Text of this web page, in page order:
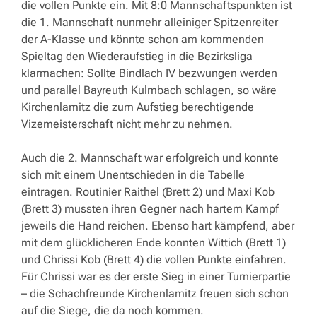
die vollen Punkte ein. Mit 8:0 Mannschaftspunkten ist
die 1. Mannschaft nunmehr alleiniger Spitzenreiter
der A-Klasse und könnte schon am kommenden
Spieltag den Wiederaufstieg in die Bezirksliga
klarmachen: Sollte Bindlach IV bezwungen werden
und parallel Bayreuth Kulmbach schlagen, so wäre
Kirchenlamitz die zum Aufstieg berechtigende
Vizemeisterschaft nicht mehr zu nehmen.
Auch die 2. Mannschaft war erfolgreich und konnte
sich mit einem Unentschieden in die Tabelle
eintragen. Routinier Raithel (Brett 2) und Maxi Kob
(Brett 3) mussten ihren Gegner nach hartem Kampf
jeweils die Hand reichen. Ebenso hart kämpfend, aber
mit dem glücklicheren Ende konnten Wittich (Brett 1)
und Chrissi Kob (Brett 4) die vollen Punkte einfahren.
Für Chrissi war es der erste Sieg in einer Turnierpartie
– die Schachfreunde Kirchenlamitz freuen sich schon
auf die Siege, die da noch kommen.